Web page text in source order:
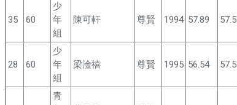
35 60
少
年
組
陳可軒 尊賢 1994 57.89 57.5
28 60
少
年
組
梁淦禧 尊賢 1995 56.54 57.5
青